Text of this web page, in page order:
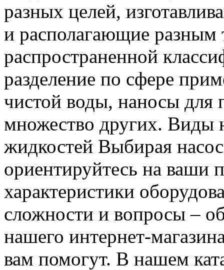
разных целей,
и располагающие разным
распространенной
разделение по сфере
чистой воды, наносы для
множество других. Виды
жидкостей Выбирая
ориентируйтесь на ваши
характеристики
сложности и вопросы –
нашего интернет-
вам помогут. В нашем